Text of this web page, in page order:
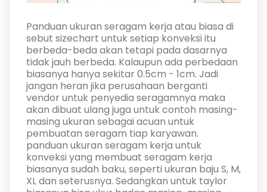
Panduan ukuran seragam kerja atau biasa di
sebut sizechart untuk setiap konveksi itu
berbeda-beda akan tetapi pada dasarnya
tidak jauh berbeda. Kalaupun ada perbedaan
biasanya hanya sekitar 0.5cm - 1cm. Jadi
jangan heran jika perusahaan berganti
vendor untuk penyedia seragamnya maka
akan dibuat ulang juga untuk contoh masing-
masing ukuran sebagai acuan untuk
pembuatan seragam tiap karyawan.
panduan ukuran seragam kerja untuk
konveksi yang membuat seragam kerja
biasanya sudah baku, seperti ukuran baju S, M,
XL dan seterusnya. Sedangkan untuk taylor